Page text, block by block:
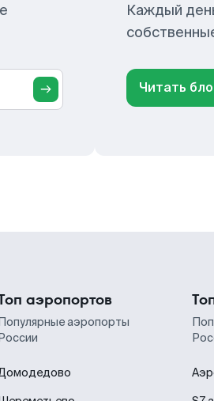
Каждый
Читать
аэропортов
аэропорты